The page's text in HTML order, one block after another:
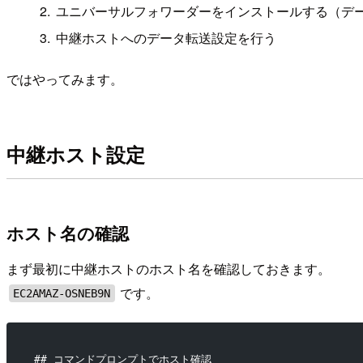
ユニバーサルフォワーダーをインストールする（デ
中継ホストへのデータ転送設定を行う
ではやってみます。
中継ホスト設定
ホスト名の確認
まず最初に中継ホストのホスト名を確認しておきます。
EC2AMAZ-OSNEB9N です。
## コマンドプロンプトでホスト確認